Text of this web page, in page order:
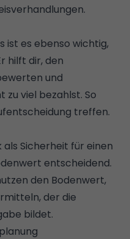
ist es ebenso wichtig,
hilft dir, den
und
zu viel bezahlst. So
treffen.
Sicherheit für einen
entscheidend.
den Bodenwert,
der die
bildet.